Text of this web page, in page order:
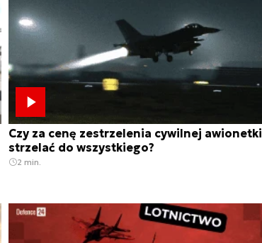
Czy za cenę zestrzelenia cywilnej awionetki
strzelać do wszystkiego?
2 min.